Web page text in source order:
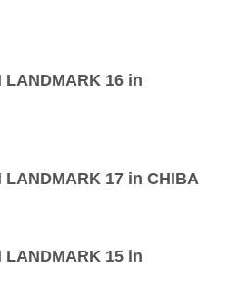
LANDMARK 16 in
LANDMARK 17 in CHIBA
LANDMARK 15 in